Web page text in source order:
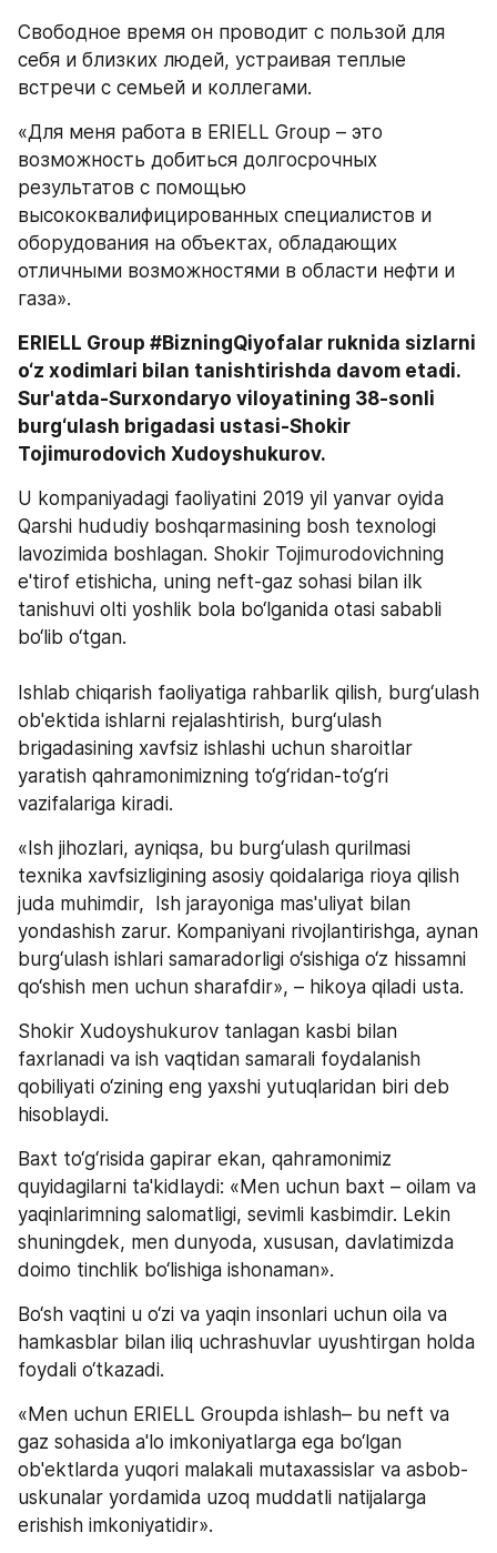
Свободное время он проводит с пользой для
себя и близких людей, устраивая теплые
встречи с семьей и коллегами.
«Для меня работа в ERIELL Group – это
возможность добиться долгосрочных
результатов с помощью
высококвалифицированных специалистов и
оборудования на объектах, обладающих
отличными возможностями в области нефти и
газа».
ERIELL Group #BizningQiyofalar ruknida sizlarni
o‘z xodimlari bilan tanishtirishda davom etadi.
Sur'atda-Surxondaryo viloyatining 38-sonli
burg‘ulash brigadasi ustasi-Shokir
Tojimurodovich Xudoyshukurov.
U kompaniyadagi faoliyatini 2019 yil yanvar oyida
Qarshi hududiy boshqarmasining bosh texnologi
lavozimida boshlagan. Shokir Tojimurodovichning
e'tirof etishicha, uning neft-gaz sohasi bilan ilk
tanishuvi olti yoshlik bola bo‘lganida otasi sababli
bo‘lib o‘tgan.
Ishlab chiqarish faoliyatiga rahbarlik qilish, burg‘ulash
ob'ektida ishlarni rejalashtirish, burg‘ulash
brigadasining xavfsiz ishlashi uchun sharoitlar
yaratish qahramonimizning to‘g‘ridan-to‘g‘ri
vazifalariga kiradi.
«Ish jihozlari, ayniqsa, bu burg‘ulash qurilmasi
texnika xavfsizligining asosiy qoidalariga rioya qilish
juda muhimdir,  Ish jarayoniga mas'uliyat bilan
yondashish zarur. Kompaniyani rivojlantirishga, aynan
burg‘ulash ishlari samaradorligi o‘sishiga o‘z hissamni
qo‘shish men uchun sharafdir», – hikoya qiladi usta.
Shokir Xudoyshukurov tanlagan kasbi bilan
faxrlanadi va ish vaqtidan samarali foydalanish
qobiliyati o‘zining eng yaxshi yutuqlaridan biri deb
hisoblaydi.
Baxt to‘g‘risida gapirar ekan, qahramonimiz
quyidagilarni ta'kidlaydi: «Men uchun baxt – oilam va
yaqinlarimning salomatligi, sevimli kasbimdir. Lekin
shuningdek, men dunyoda, xususan, davlatimizda
doimo tinchlik bo‘lishiga ishonaman».
Bo‘sh vaqtini u o‘zi va yaqin insonlari uchun oila va
hamkasblar bilan iliq uchrashuvlar uyushtirgan holda
foydali o‘tkazadi.
«Men uchun ERIELL Groupda ishlash– bu neft va
gaz sohasida a'lo imkoniyatlarga ega bo‘lgan
ob'ektlarda yuqori malakali mutaxassislar va asbob-
uskunalar yordamida uzoq muddatli natijalarga
erishish imkoniyatidir».